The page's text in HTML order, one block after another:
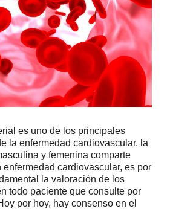
es uno de los principales
la enfermedad cardiovascular. la
y femenina comparte
cardiovascular, es por
la valoración de los
todo paciente que consulte por
por hoy, hay consenso en el